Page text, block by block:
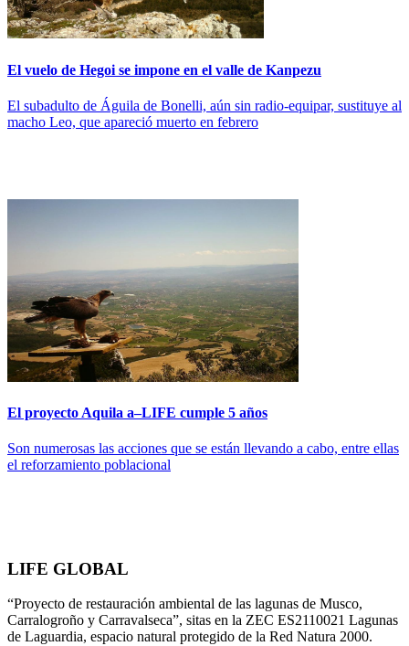
El vuelo de Hegoi se impone en el valle de Kanpezu
El subadulto de Águila de Bonelli, aún sin radio-equipar, sustituye al
macho Leo, que apareció muerto en febrero
El proyecto Aquila a–LIFE cumple 5 años
Son numerosas las acciones que se están llevando a cabo, entre ellas
el reforzamiento poblacional
LIFE GLOBAL
“Proyecto de restauración ambiental de las lagunas de Musco,
Carralogroño y Carravalseca”, sitas en la ZEC ES2110021 Lagunas
de Laguardia, espacio natural protegido de la Red Natura 2000.